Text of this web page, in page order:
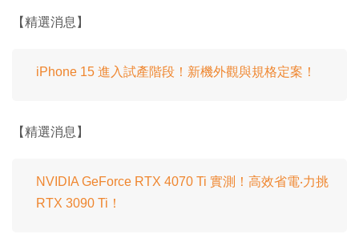
【精選消息】
iPhone 15 進入試產階段！新機外觀與規格定案！
【精選消息】
NVIDIA GeForce RTX 4070 Ti 實測！高效省電‧力挑
RTX 3090 Ti！